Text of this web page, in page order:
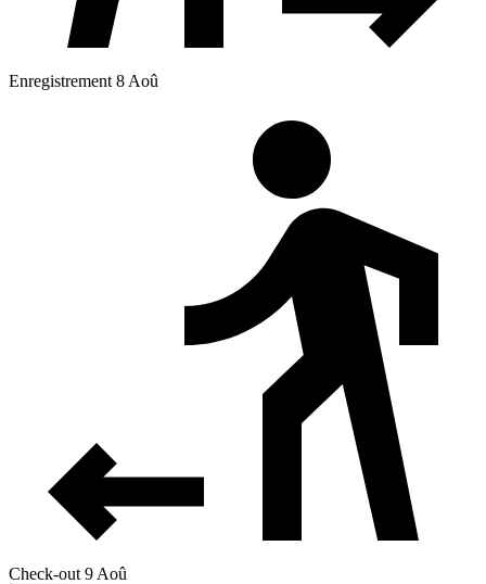
Enregistrement 8 Aoû
Check-out 9 Aoû